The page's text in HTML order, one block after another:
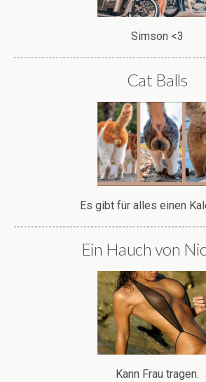
Simson <3
Cat Balls
Es gibt für alles einen
Ein Hauch von
Kann Frau tragen.